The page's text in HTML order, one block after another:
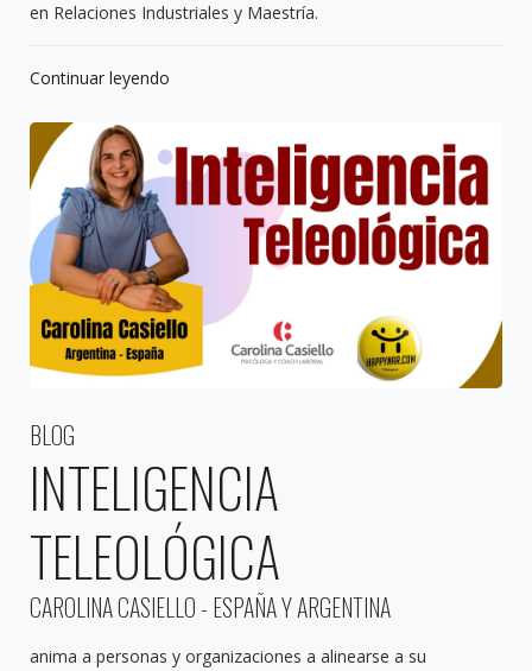
en Relaciones Industriales y Maestría.
Continuar leyendo
BLOG
INTELIGENCIA
TELEOLÓGICA
CAROLINA CASIELLO - ESPAÑA Y ARGENTINA
anima a personas y organizaciones a alinearse a su